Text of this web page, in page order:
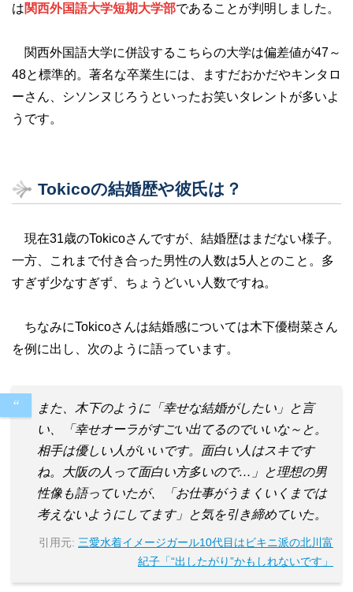
は関西外国語大学短期大学部であることが判明しました。
関西外国語大学に併設するこちらの大学は偏差値が47～
48と標準的。著名な卒業生には、ますだおかだやキンタロ
ーさん、シソンヌじろうといったお笑いタレントが多いよ
うです。
Tokicoの結婚歴や彼氏は？
現在31歳のTokicoさんですが、結婚歴はまだない様子。
一方、これまで付き合った男性の人数は5人とのこと。多
すぎず少なすぎず、ちょうどいい人数ですね。
ちなみにTokicoさんは結婚感については木下優樹菜さん
を例に出し、次のように語っています。
また、木下のように「幸せな結婚がしたい」と言
い、「幸せオーラがすごい出てるのでいいな～と。
相手は優しい人がいいです。面白い人はスキです
ね。大阪の人って面白い方多いので…」と理想の男
性像も語っていたが、「お仕事がうまくいくまでは
考えないようにしてます」と気を引き締めていた。
引用元: 三愛水着イメージガール10代目はビキニ派の北川富
紀子「“出したがり”かもしれないです」